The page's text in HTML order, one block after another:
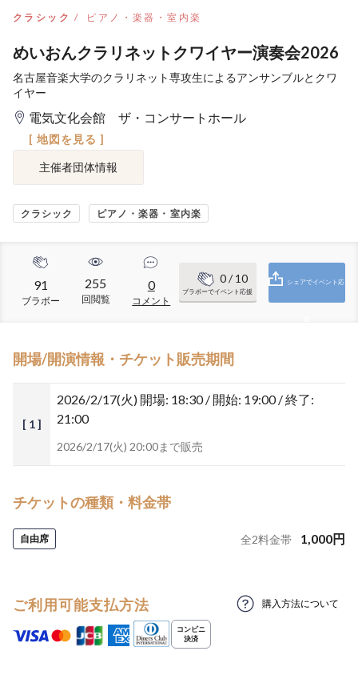
クラシック ピアノ・楽器・室内楽
めいおんクラリネットクワイヤー演奏会2026
名古屋音楽大学のクラリネット専攻生によるアンサンブルとクワ
イヤー
電気文化会館 ザ・コンサートホール
[ 地図を見る ]
主催者団体情報
クラシック ピアノ・楽器・室内楽
91
ブラボー
255
回閲覧
0
コメント
0/ 10
ブラボーでイベント応援
シェアでイベント応
開場/開演情報・チケット販売期間
[ 1 ]
2026/2/17(火) 開場: 18:30 / 開始: 19:00 / 終了:
21:00
2026/2/17(火) 20:00まで販売
チケットの種類・料金帯
自由席 全2料金帯 1,000円
ご利用可能支払方法 購入方法について